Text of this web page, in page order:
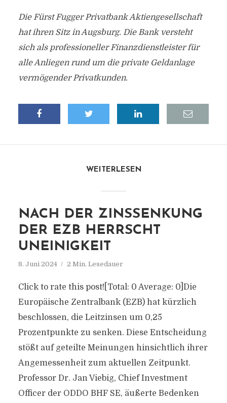
Die Fürst Fugger Privatbank Aktiengesellschaft
hat ihren Sitz in Augsburg. Die Bank versteht
sich als professioneller Finanzdienstleister für
alle Anliegen rund um die private Geldanlage
vermögender Privatkunden.
WEITERLESEN
NACH DER ZINSSENKUNG
DER EZB HERRSCHT
UNEINIGKEIT
8. Juni 2024 2 Min. Lesedauer
Click to rate this post![Total: 0 Average: 0]Die
Europäische Zentralbank (EZB) hat kürzlich
beschlossen, die Leitzinsen um 0,25
Prozentpunkte zu senken. Diese Entscheidung
stößt auf geteilte Meinungen hinsichtlich ihrer
Angemessenheit zum aktuellen Zeitpunkt.
Professor Dr. Jan Viebig, Chief Investment
Officer der ODDO BHF SE, äußerte Bedenken